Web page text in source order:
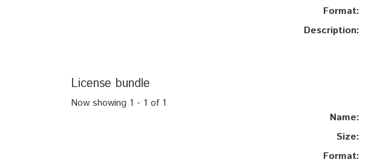
Format:
Description:
License bundle
Now showing 1 - 1 of 1
Name:
Size:
Format: